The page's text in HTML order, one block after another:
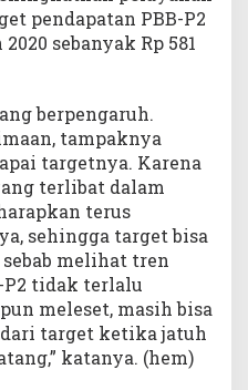
pendapatan PBB-P2
sebanyak Rp 581
berpengaruh.
tampaknya
targetnya. Karena
terlibat dalam
terus
sehingga target bisa
melihat tren
P2 tidak terlalu
meleset, masih bisa
target ketika jatuh
katanya. (hem)